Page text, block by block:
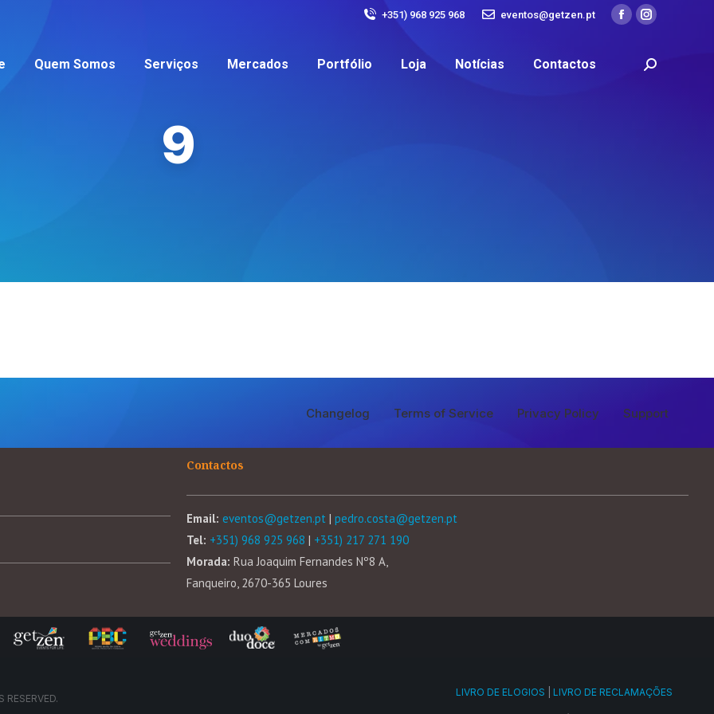
+351) 968 925 968 eventos@getzen.pt
Quem Somos Serviços Mercados Portfólio Loja Notícias Contactos
9
Changelog Terms of Service Privacy Policy Support
Contactos
Email: eventos@getzen.pt | pedro.costa@getzen.pt
Tel: +351) 968 925 968 | +351) 217 271 190
Morada: Rua Joaquim Fernandes Nº8 A,
Fanqueiro, 2670-365 Loures
LIVRO DE ELOGIOS LIVRO DE RECLAMAÇÕES